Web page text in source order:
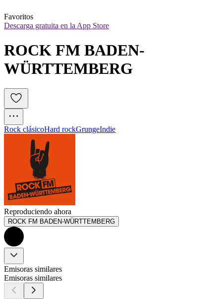
Favoritos
Descarga gratuita en la App Store
ROCK FM BADEN-
WÜRTTEMBERG
Rock clásicoHard rockGrungeIndie
Reproduciendo ahora
ROCK FM BADEN-WÜRTTEMBERG
Emisoras similares
Emisoras similares